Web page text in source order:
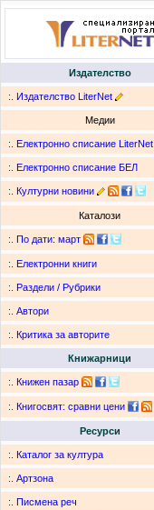
Издателство
:. Издателство LiterNet
Медии
:. Електронно списание LiterNet
:. Електронно списание БЕЛ
:. Културни новини
Каталози
:. По дати: март
:. Електронни книги
:. Раздели / Рубрики
:. Автори
:. Критика за авторите
Книжарници
:. Книжен пазар
:. Книгосвят: сравни цени
Ресурси
:. Каталог за култура
:. Артзона
:. Писмена реч